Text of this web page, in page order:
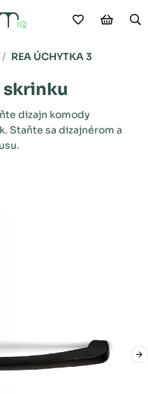
Moje
REA ÚCHYTKA 3
skrinku
dizajn komody
Staňte sa dizajnérom a